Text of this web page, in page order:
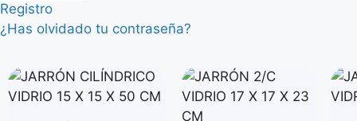
Registro
¿Has olvidado tu contraseña?